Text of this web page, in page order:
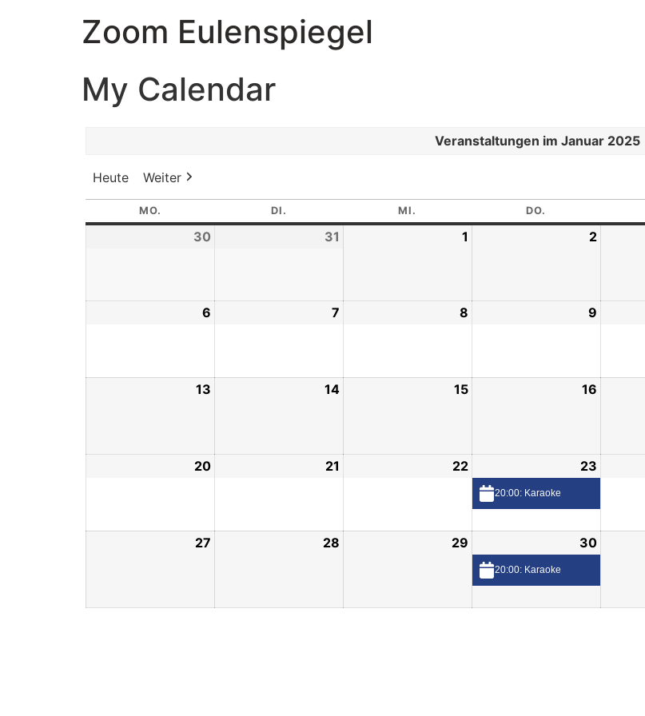
Zoom Eulenspiegel
My Calendar
Veranstaltungen im Januar 2025
Heute Weiter
MO. DI. MI. DO.
30 31 1 2
6 7 8 9
13 14 15 16
20 21 22 23
20:00: Karaoke
27 28 29 30
20:00: Karaoke